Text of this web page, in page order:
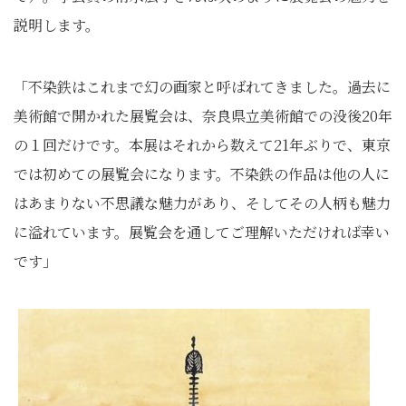
説明します。
「不染鉄はこれまで幻の画家と呼ばれてきました。過去に
美術館で開かれた展覧会は、奈良県立美術館での没後20年
の１回だけです。本展はそれから数えて21年ぶりで、東京
では初めての展覧会になります。不染鉄の作品は他の人に
はあまりない不思議な魅力があり、そしてその人柄も魅力
に溢れています。展覧会を通してご理解いただければ幸い
です」